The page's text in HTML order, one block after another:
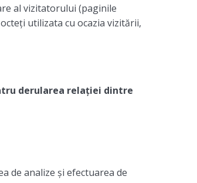
al vizitatorului (paginile
utilizata cu ocazia vizitării,
derularea relației dintre
de analize și efectuarea de